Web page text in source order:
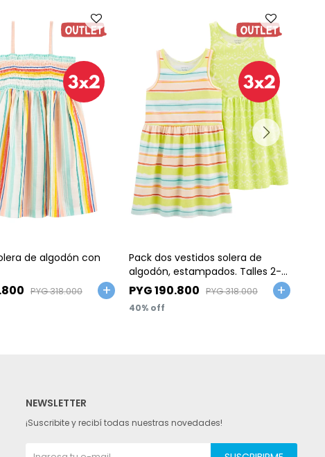
de algodón con
PYG318.000
Pack dos vestidos solera de
algodón, estampados. Talles 2-
5T
PYG190.800 PYG318.000
40
NEWSLETTER
¡Suscribite y recibí todas nuestras novedades!